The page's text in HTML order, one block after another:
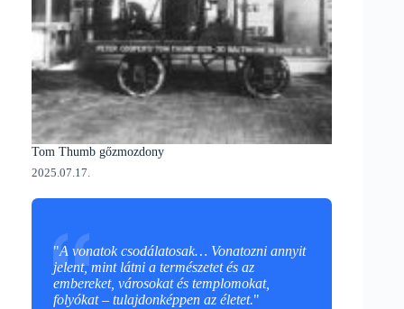
Tom Thumb gőzmozdony
2025.07.17.
"A vonatok csodálatosak… Vonatozni annyit
jelent, mint látni a természetet és az
embereket, városokat és templomokat,
folyókat – tulajdonképpen az életet."